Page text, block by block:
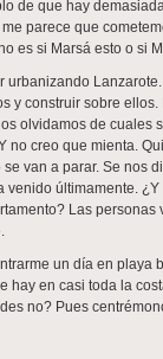
de que hay
parece que
es si Marsá esto o si
urbanizando
y construir sobre
olvidamos de cuales
no creo que mienta.
van a parar. Se nos
últimamente.
Las
un día en playa
hay en casi toda la
no? Pues